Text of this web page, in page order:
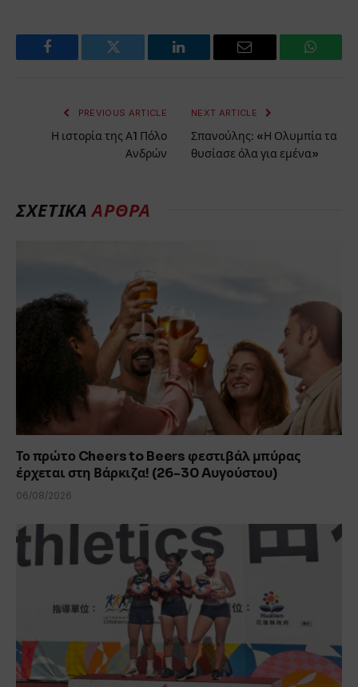
Facebook Twitter LinkedIn Email
PREVIOUS ARTICLE
Η ιστορία της Α1 Πόλο
Ανδρών
NEXT ARTICLE
Σπανούλης: «Η Ολυμπία τα
θυσίασε όλα για εμένα»
ΣΧΕΤΙΚΆΆΡΘΡΑ
Το πρώτο Cheers to Beers φεστιβάλ μπύρας
έρχεται στη Βάρκιζα! (26-30 Aυγούστου)
06/08/2026